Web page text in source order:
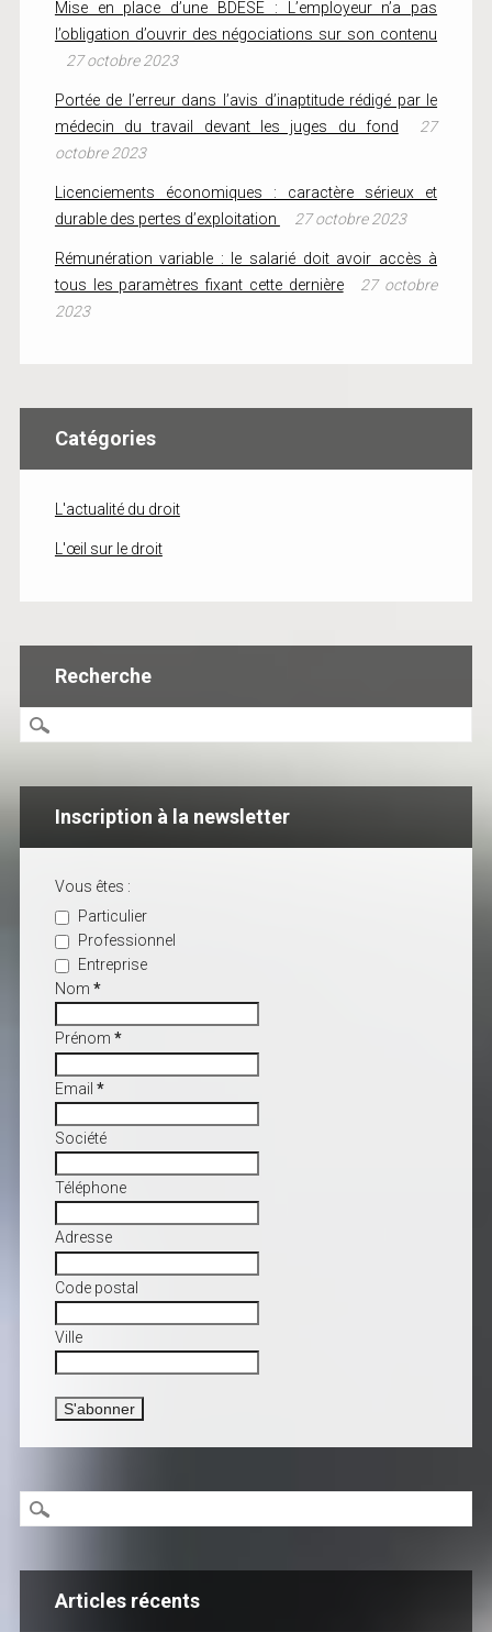
Mise en place d’une BDESE : L’employeur n’a pas
l’obligation d’ouvrir des négociations sur son contenu
27 octobre 2023
Portée de l’erreur dans l’avis d’inaptitude rédigé par le
médecin du travail devant les juges du fond
27
octobre 2023
Licenciements économiques : caractère sérieux et
durable des pertes d’exploitation
27 octobre 2023
Rémunération variable : le salarié doit avoir accès à
tous les paramètres fixant cette dernière
27 octobre
2023
Catégories
L'actualité du droit
L'œil sur le droit
Recherche
Inscription à la newsletter
Vous êtes :
Particulier
Professionnel
Entreprise
Nom *
Prénom *
Email *
Société
Téléphone
Adresse
Code postal
Ville
Articles récents